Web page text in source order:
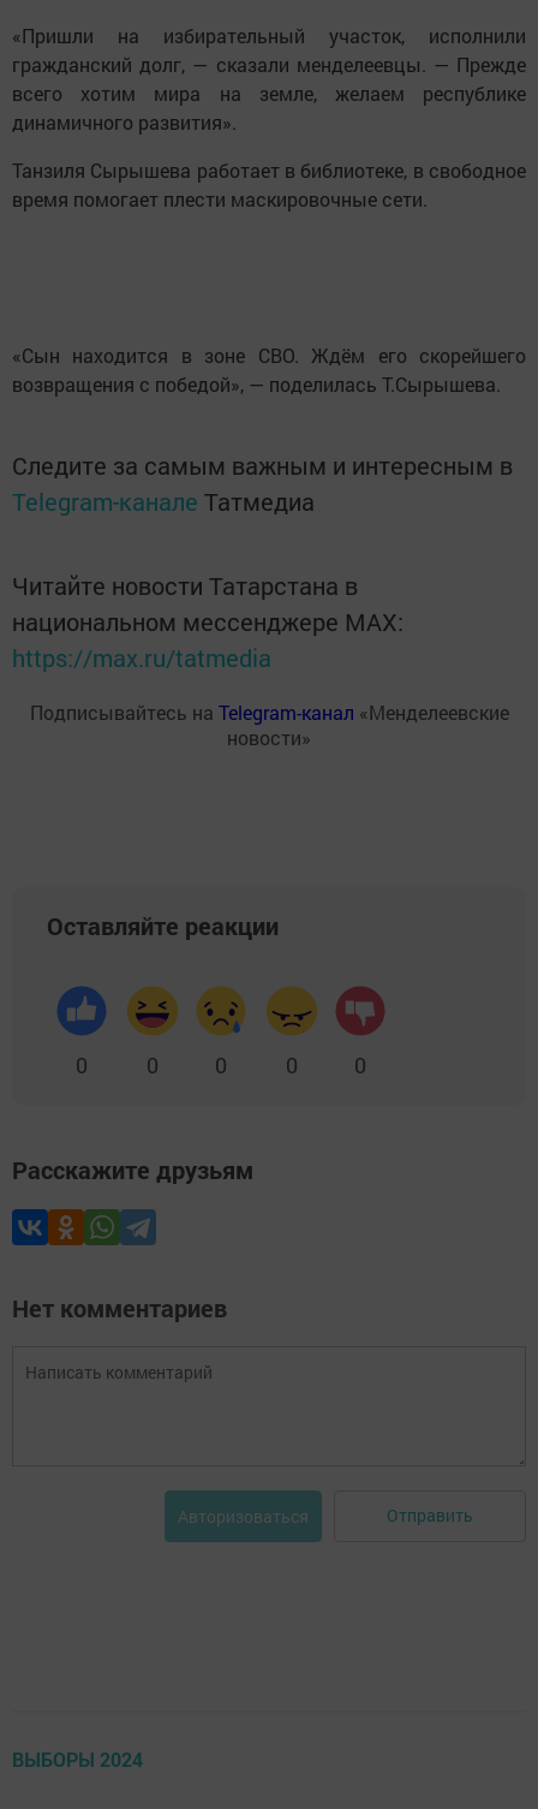
«Пришли на избирательный участок, исполнили
гражданский долг, — сказали менделеевцы. — Прежде
всего хотим мира на земле, желаем республике
динамичного развития».
Танзиля Сырышева работает в библиотеке, в свободное
время помогает плести маскировочные сети.
«Сын находится в зоне СВО. Ждём его скорейшего
возвращения с победой», — поделилась Т.Сырышева.
Следите за самым важным и интересным в
Telegram-канале Татмедиа
Читайте новости Татарстана в
национальном мессенджере MАХ:
https://max.ru/tatmedia
Подписывайтесь на Telegram-канал «Менделеевские
новости»
Оставляйте реакции
0 0 0 0 0
Расскажите друзьям
Нет комментариев
Авторизоваться Отправить
ВЫБОРЫ 2024